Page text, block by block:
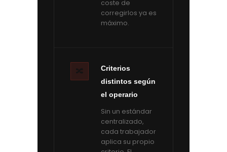
coste de
corregirlos ya es
máximo.
🔀
Criterios
distintos según
el operario
Sin un estándar
centralizado,
cada trabajador
aplica su propio